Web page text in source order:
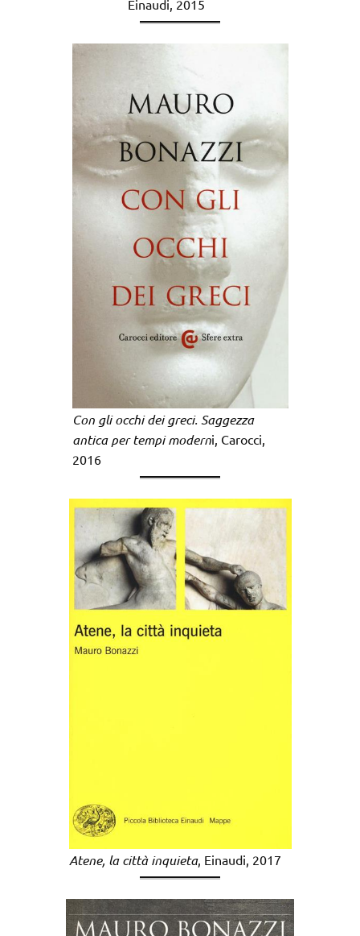
Einaudi, 2015
Con gli occhi dei greci. Saggezza
antica per tempi moderni, Carocci,
2016
Atene, la città inquieta, Einaudi, 2017